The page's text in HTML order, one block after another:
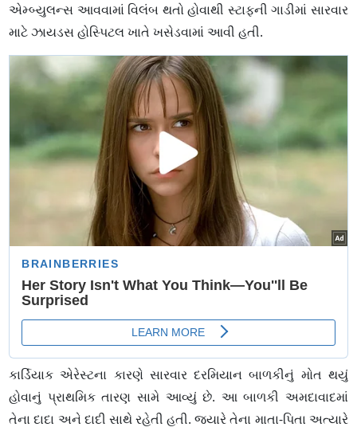
એમ્બ્યુલન્સ આવવામાં વિલંબ થતો હોવાથી સ્ટાફની ગાડીમાં સારવાર
માટે ઝાયડસ હોસ્પિટલ ખાતે ખસેડવામાં આવી હતી.
કાર્ડિયાક એરેસ્ટના કારણે સારવાર દરમિયાન બાળકીનું મોત થયું
હોવાનું પ્રાથમિક તારણ સામે આવ્યું છે. આ બાળકી અમદાવાદમાં
તેના દાદા અને દાદી સાથે રહેતી હતી. જ્યારે તેના માતા-પિતા અત્યારે